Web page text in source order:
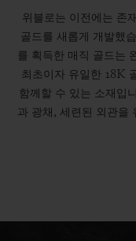
위블로는 이전에는 존
골드를 새롭게 개발했
를 획득한 매직 골드는
최초이자 유일한 18K
함께할 수 있는 소재입
과 광채, 세련된 외관을